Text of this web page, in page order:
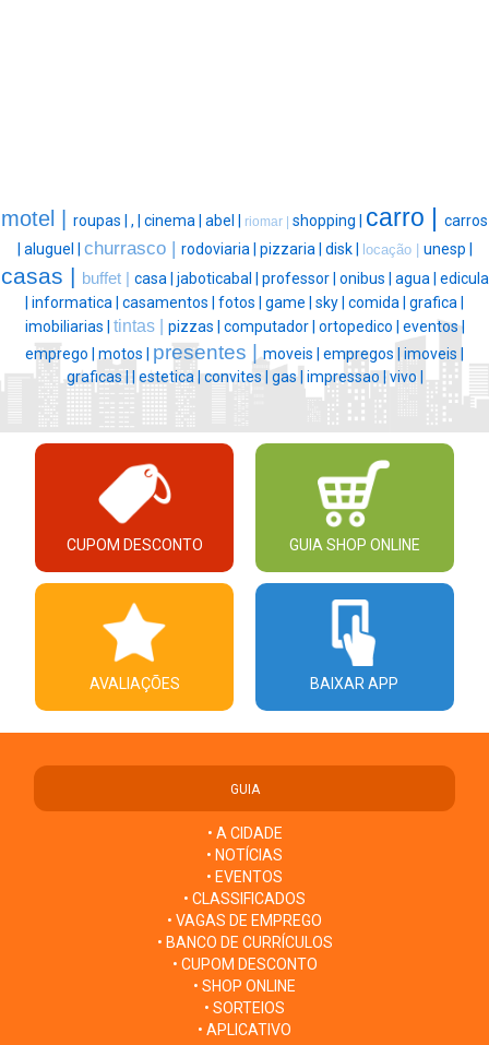
motel | roupas | , | cinema | abel | riomar | shopping | carro |
carros
aluguel | churrasco | rodoviaria | pizzaria | disk | locação | unesp |
casas | buffet | casa | jaboticabal | professor | onibus | agua | edicula
informatica | casamentos | fotos | game | sky | comida | grafica |
imobiliarias | tintas | pizzas | computador | ortopedico | eventos |
emprego | motos | presentes |moveis | empregos | imoveis |
graficas |
estetica |convites | gas | impressao | vivo |
CUPOM DESCONTO GUIA SHOP ONLINE
AVALIAÇÕES BAIXAR APP
GUIA
• A CIDADE
• NOTÍCIAS
• EVENTOS
• CLASSIFICADOS
• VAGAS DE EMPREGO
• BANCO DE CURRÍCULOS
• CUPOM DESCONTO
• SHOP ONLINE
• SORTEIOS
• APLICATIVO